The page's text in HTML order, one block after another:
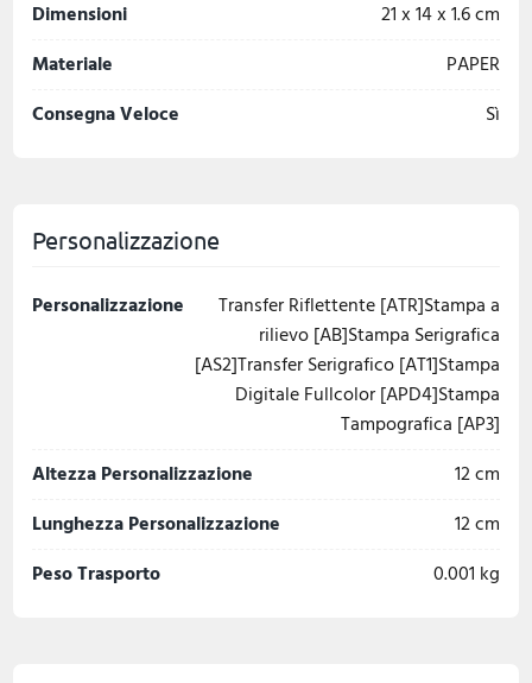
Dimensioni
21 x 14 x 1.6 cm
Materiale
PAPER
Consegna Veloce
Sì
Personalizzazione
Personalizzazione
Transfer Riflettente [ATR]Stampa a
rilievo [AB]Stampa Serigrafica
[AS2]Transfer Serigrafico [AT1]Stampa
Digitale Fullcolor [APD4]Stampa
Tampografica [AP3]
Altezza Personalizzazione
12 cm
Lunghezza Personalizzazione
12 cm
Peso Trasporto
0.001 kg